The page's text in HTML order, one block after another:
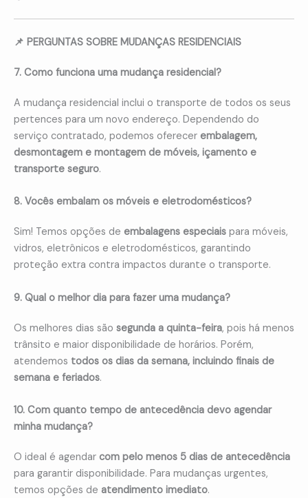
📌 PERGUNTAS SOBRE MUDANÇAS RESIDENCIAIS
7. Como funciona uma mudança residencial?
A mudança residencial inclui o transporte de todos os seus
pertences para um novo endereço. Dependendo do
serviço contratado, podemos oferecer embalagem,
desmontagem e montagem de móveis, içamento e
transporte seguro.
8. Vocês embalam os móveis e eletrodomésticos?
Sim! Temos opções de embalagens especiais para móveis,
vidros, eletrônicos e eletrodomésticos, garantindo
proteção extra contra impactos durante o transporte.
9. Qual o melhor dia para fazer uma mudança?
Os melhores dias são segunda a quinta-feira, pois há menos
trânsito e maior disponibilidade de horários. Porém,
atendemos todos os dias da semana, incluindo finais de
semana e feriados.
10. Com quanto tempo de antecedência devo agendar
minha mudança?
O ideal é agendar com pelo menos 5 dias de antecedência
para garantir disponibilidade. Para mudanças urgentes,
temos opções de atendimento imediato.